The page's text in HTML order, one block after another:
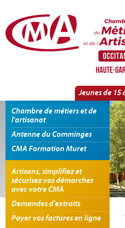
Jeunes de 15
Chambre de métiers et de
l'artisanat
Antenne du Comminges
CMA Formation Muret
Artisans, simplifiez et
sécurisez vos démarches
avec votre CMA
Demandes d'extraits
Payer vos factures en ligne